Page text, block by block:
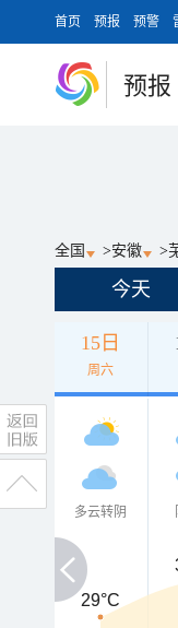
首页 预报 预警
预报
全国 >安徽 >
今天
15日
周六
多云转阴
29°C
29°C